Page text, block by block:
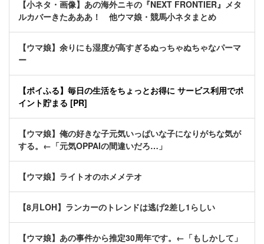
【小ネタ・画像】あの海外ニキの『NEXT FRONTIER』メタ
ルカバーきたあああ！ 他ウマ娘・競馬小ネタまとめ
【ウマ娘】余りにも湿度が高すぎるぬっちゃぬちゃなパーマ
ー
【ポイふる】毎日の生活をちょっとお得に サービス利用でポ
イント貯まる [PR]
【ウマ娘】俺の好きな子元気いっぱいな子になりがちな気が
する。←「元気OPPAIの間違いだろ…」
【ウマ娘】ライトオのホメメテオ
【8月LOH】ランカーのトレンドは逃げ2差し1らしい
【ウマ娘】あの事件から推定30周年です。←「もしかして」